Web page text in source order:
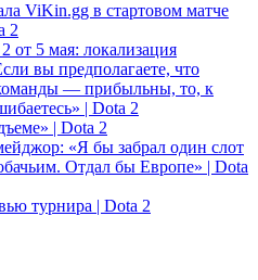
ViKin.gg в стартовом матче
2
от 5 мая: локализация
вы предполагаете, что
— прибыльны, то, к
| Dota 2
| Dota 2
«Я бы забрал один слот
Отдал бы Европе» | Dota
турнира | Dota 2